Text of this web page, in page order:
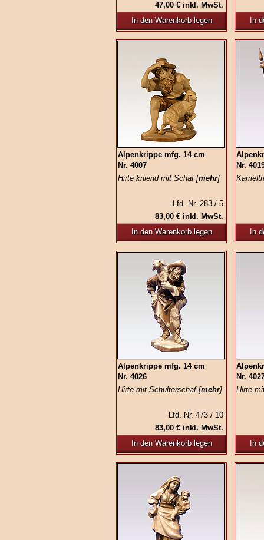
47,00 € inkl. MwSt.
In den Warenkorb legen
In
Alpenkrippe mfg. 14 cm
Nr. 4007
Hirte kniend mit Schaf [mehr]
Lfd. Nr. 283 / 5
83,00 € inkl. MwSt.
In den Warenkorb legen
Nr.
In
Alpenkrippe mfg. 14 cm
Nr. 4026
Hirte mit Schulterschaf [mehr]
Lfd. Nr. 473 / 10
83,00 € inkl. MwSt.
In den Warenkorb legen
Nr.
Hirte
In